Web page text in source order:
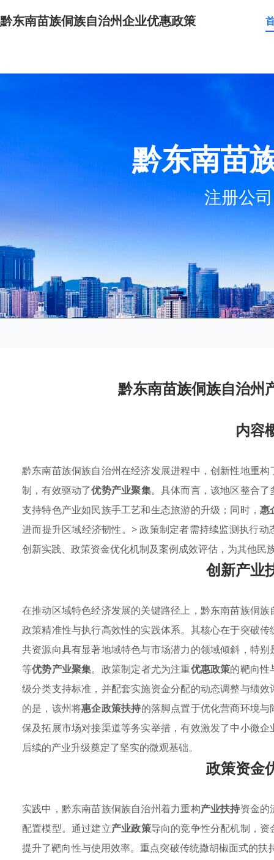
黔东南苗族侗族自治州企业优惠政策
黔东南苗
注册公
黔东南苗族侗族自治州
内容
黔东南苗族侗族自治州在经济发展进程中，创新性地重构
制，有效驱动了优势产业聚集。具体而言，该地区整合了
支持特色产业如民族手工艺和生态旅游的升级；同时， 惠
进而提升区域经济韧性。> 政策制定者需持续监测执行
创新实践、政策资金优化机制及案例成效评估，为其他民
创新产业
在推动区域特色经济发展的关键路径上，黔东南苗族侗族
政策精准性与执行高效性的实践体系。其核心在于突破传
共资源向具有显著地域特色与市场潜力的领域倾斜，特
等优势产业聚集。政策制定者尤为注重优惠政策的靶向性
级分类支持标准，并配套实施资金分配的动态调整与绩
的是，该州将惠企政策扶持的落脚点置于优化营商环境
保及拓展市场对接渠道等务实举措，有效激发了中小微
后续的产业升级奠定了坚实的微观基础。
政策资金
实践中，黔东南苗族侗族自治州着力重构产业扶持资金的
配置模型。通过建立产业政策导向的竞争性分配机制，
提升了靶向性与使用效率。重点突破传统撒胡椒面式的